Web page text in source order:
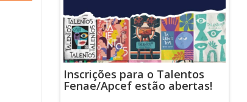
Inscrições para o Talentos
Fenae/Apcef estão abertas!